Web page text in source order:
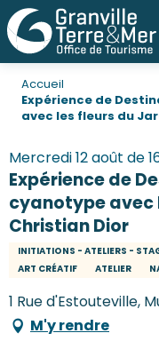
Accueil
Expérience de
avec les fleurs du
Mercredi 12 août de
Expérience de
cyanotype avec
Christian Dior
INITIATIONS - ATELIERS -
ART CRÉATIF
ATELIER
1 Rue d'Estouteville,
M'y rendre